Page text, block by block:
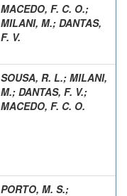
MACEDO, F. C. O.;
MILANI, M.; DANTAS,
F. V.
SOUSA, R. L.; MILANI,
M.; DANTAS, F. V.;
MACEDO, F. C. O.
PORTO, M. S.;